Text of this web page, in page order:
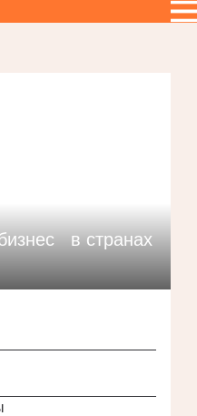
в странах